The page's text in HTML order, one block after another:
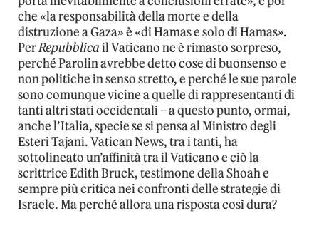
che «la responsabilità della morte e della
distruzione a Gaza» è «di Hamas e solo di Hamas».
PerRepubblicail Vaticano ne è rimasto sorpreso,
perché Parolin avrebbe detto cose di buonsenso e
non politiche in senso stretto, e perché le sue parole
sono comunque vicine a quelle di rappresentanti di
tanti altri stati occidentali – a questo punto, ormai,
anche l’Italia, specie se si pensa al Ministro degli
Esteri Tajani. Vatican News, tra i tanti, ha
sottolineato un’affinità tra il Vaticano e ciò la
scrittrice Edith Bruck, testimone della Shoah e
sempre più critica nei confronti delle strategie di
Israele. Ma perché allora una risposta così dura?